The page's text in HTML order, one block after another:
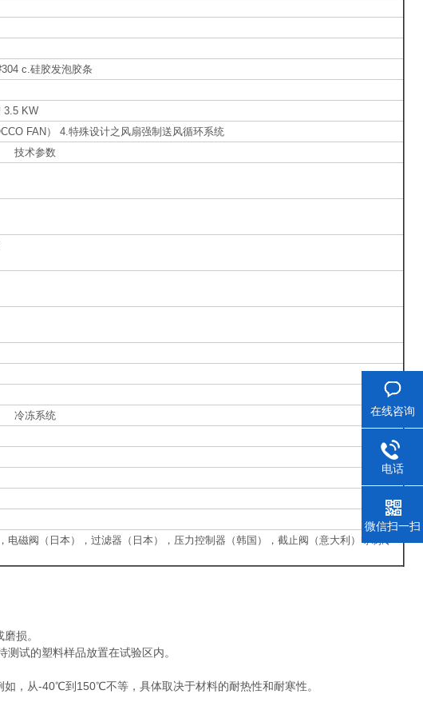
c.硅胶发泡胶条
3.5 KW
FAN） 4.特殊设计之风扇强制送风循环系统
技术参数
冷冻系统
磁阀（日本），过滤器（日本），压力控制器（韩国），截止阀（意大利）等制冷
磨损。
测试的塑料样品放置在试验区内。
如，从-40℃到150℃不等，具体取决于材料的耐热性和耐寒性。
在线咨询
电话
微信扫一扫